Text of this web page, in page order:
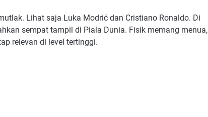
Lihat saja Luka Modrić dan Cristiano Ronaldo. Di
sempat tampil di Piala Dunia. Fisik memang menua,
relevan di level tertinggi.